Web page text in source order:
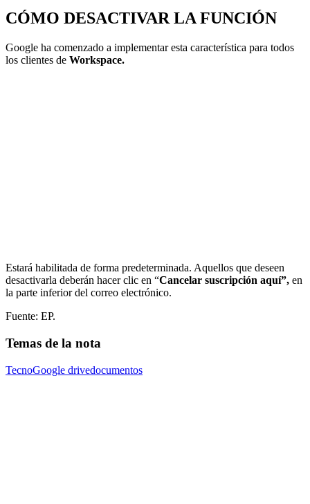
CÓMO DESACTIVAR LA FUNCIÓN
Google ha comenzado a implementar esta característica para todos
los clientes de Workspace.
Estará habilitada de forma predeterminada. Aquellos que deseen
desactivarla deberán hacer clic en “Cancelar suscripción aquí”, en
la parte inferior del correo electrónico.
Fuente: EP.
Temas de la nota
TecnoGoogle drivedocumentos